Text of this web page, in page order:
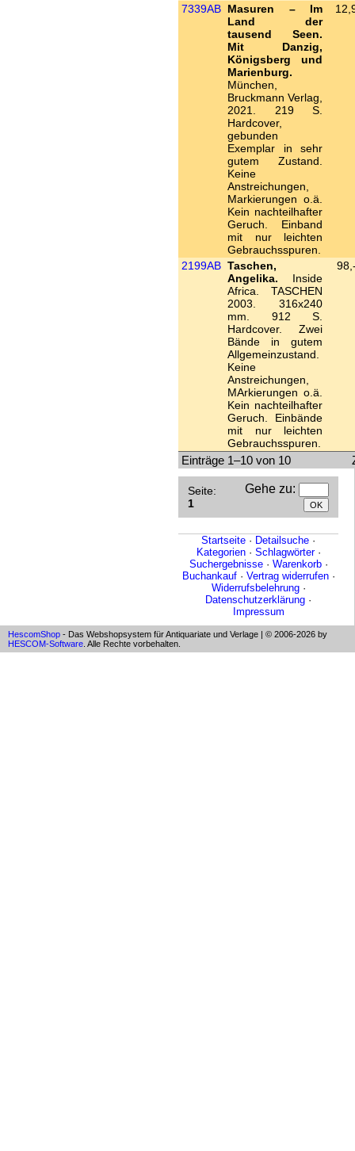
7339AB Masuren – Im
Land der
tausend Seen.
Mit Danzig,
Königsberg und
Marienburg.
München,
Bruckmann Verlag,
2021. 219 S.
Hardcover,
gebunden
Exemplar in sehr
gutem Zustand.
Keine
Anstreichungen,
Markierungen o.ä.
Kein nachteilhafter
Geruch. Einband
mit nur leichten
Gebrauchsspuren.
2199AB Taschen,
Angelika. Inside
Africa. TASCHEN
2003. 316x240
mm. 912 S.
Hardcover. Zwei
Bände in gutem
Allgemeinzustand.
Keine
Anstreichungen,
MArkierungen o.ä.
Kein nachteilhafter
Geruch. Einbände
mit nur leichten
Gebrauchsspuren.
Einträge 1–10 von 10
Seite:
1
Gehe zu:
Startseite · Detailsuche ·
Kategorien· Schlagwörter·
Suchergebnisse· Warenkorb·
Buchankauf· Vertrag widerrufen·
Widerrufsbelehrung·
Datenschutzerklärung ·
Impressum
HescomShop - Das Webshopsystem für Antiquariate und Verlage | © 2006-2026 by
HESCOM-Software . Alle Rechte vorbehalten.